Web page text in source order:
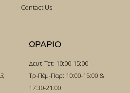
Contact Us
ΩΡΑΡΙΟ
Δευτ-Τετ: 10:00-15:00
Τρ-Πέμ-Παρ: 10:00-15:00 &
17:30-21:00